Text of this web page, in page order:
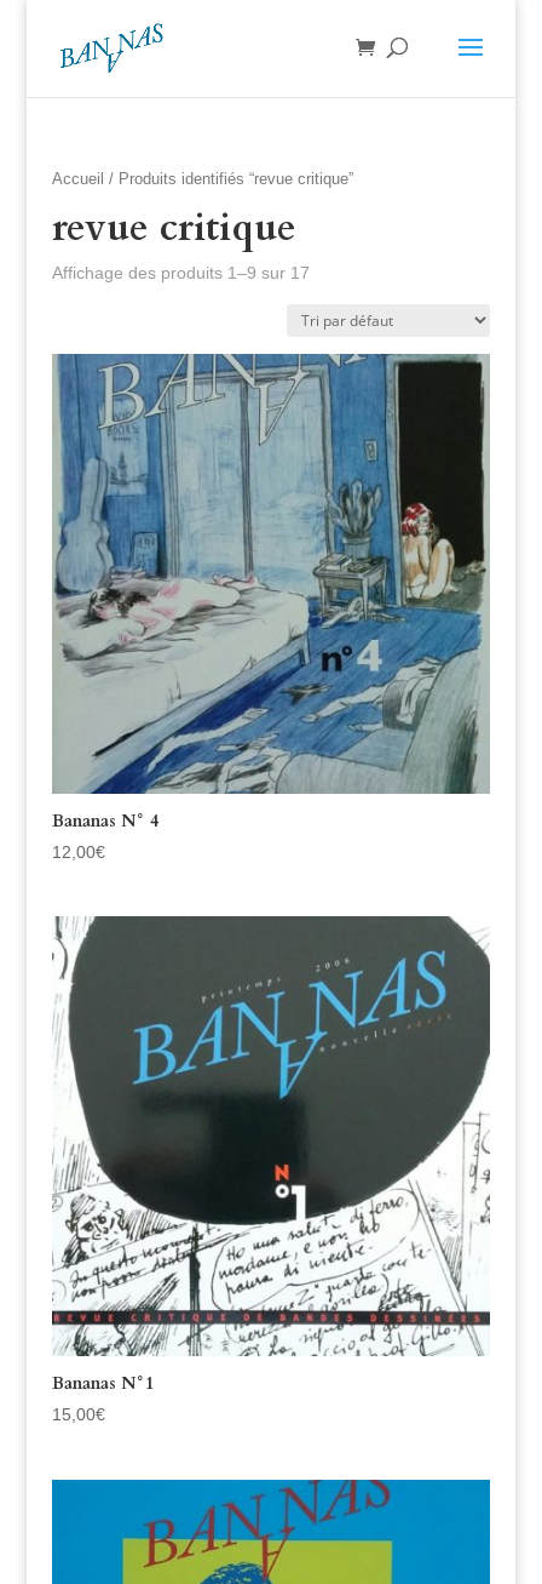
Accueil / Produits identifiés “revue critique”
revue critique
Affichage des produits 1–9 sur 17
Bananas N° 4
12,00€
Bananas N°1
15,00€